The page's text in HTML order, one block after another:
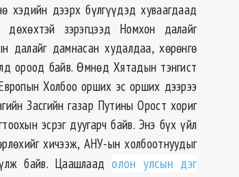
дээрх бүлгүүдэд хуваагдаад
дөхөхтэй зэрэгцээд Номхон далайг
далайг дамнасан худалдаа, хөрөнгө
ороод байв. Өмнөд Хятадын тэнгист
Холбоо орших эс орших дээрээ
Засгийн газар Путины Орост хориг
эсрэг дуугарч байв. Энэ бүх үйл
хичээж, АНУ-ын холбоотнуудыг
байв. Цаашлаад олон улсын дэг